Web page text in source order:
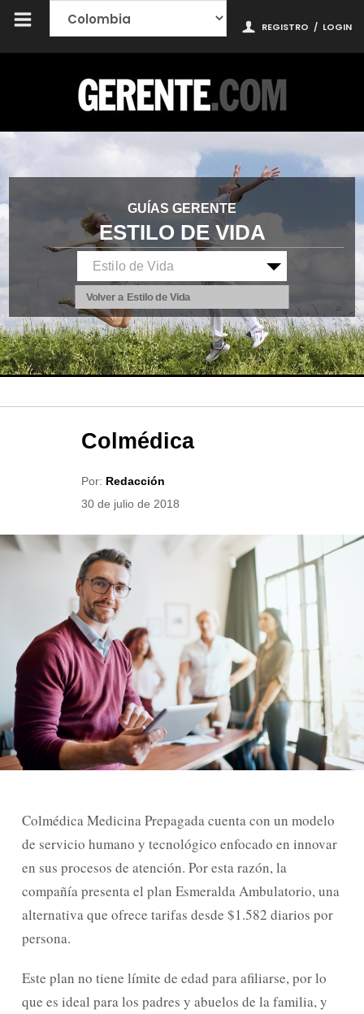
REGISTRO / LOGIN
GUÍAS GERENTE
ESTILO DE VIDA
Volver a Estilo de Vida
Colmédica
Por: Redacción
30 de julio de 2018
Colmédica Medicina Prepagada cuenta con un modelo
de servicio humano y tecnológico enfocado en innovar
en sus procesos de atención. Por esta razón, la
compañía presenta el plan Esmeralda Ambulatorio, una
alternativa que ofrece tarifas desde $1.582 diarios por
persona.
Este plan no tiene límite de edad para afiliarse, por lo
que es ideal para los padres y abuelos de la familia, y